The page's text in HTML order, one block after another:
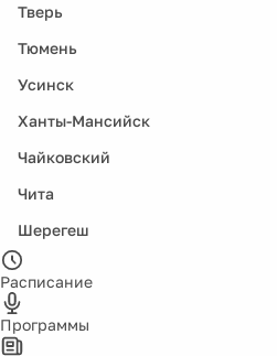
Тверь
Тюмень
Усинск
Ханты-Мансийск
Чайковский
Чита
Шерегеш
Расписание
Программы